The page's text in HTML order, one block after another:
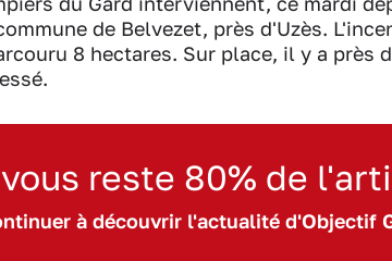
de Belvezet, près d'Uzès.
8 hectares. Sur place, il y a près
reste 80% de
à découvrir l'actualité d'Objectif